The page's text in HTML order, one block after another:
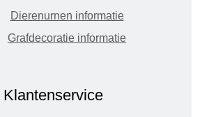
Dierenurnen informatie
Grafdecoratie informatie
Klantenservice